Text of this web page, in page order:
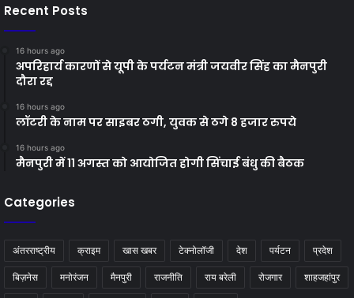
Recent Posts
16 hours ago
अपरिहार्य कारणों से यूपी के पर्यटन मंत्री जयवीर सिंह का मैनपुरी
दौरा रद्द
16 hours ago
लॉटरी के नाम पर साइबर ठगी, युवक से ठगे 8 हजार रुपये
16 hours ago
मैनपुरी में 11 अगस्त को आयोजित होगी सिंचाई बंधु की बैठक
Categories
अंतरराष्ट्रीय क्राइम खास खबर टेक्नोलॉजी देश पर्यटन प्रदेश
बिज़नेस मनोरंजन मैनपुरी राजनीति राय बरेली रोजगार शाहजहांपुर